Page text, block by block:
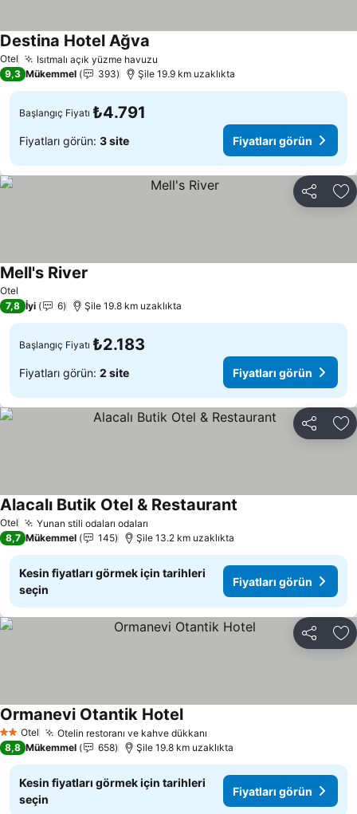
Otel Isıtmalı açık yüzme havuzu
Destina Hotel Ağva
9,3 Mükemmel 393 Şile 19.9 km uzaklıkta
Başlangıç Fiyatı ₺4.791
Fiyatları görün: 3 site Fiyatları görün
Paylaş
Otel
Mell's River
7,8 İyi 6 Şile 19.8 km uzaklıkta
Başlangıç Fiyatı ₺2.183
Fiyatları görün: 2 site Fiyatları görün
Paylaş
Otel Yunan stili odaları odaları
Alacalı Butik Otel & Restaurant
8,7 Mükemmel 145 Şile 13.2 km uzaklıkta
Kesin fiyatları görmek için tarihleri
seçin
Fiyatları görün
Paylaş
2 Yıldız
Otel Otelin restoranı ve kahve dükkanı
Ormanevi Otantik Hotel
8,8 Mükemmel 658 Şile 19.8 km uzaklıkta
Kesin fiyatları görmek için tarihleri
seçin
Fiyatları görün